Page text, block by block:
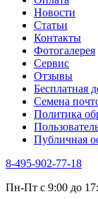
Новости
Статьи
Контакты
Фотогалерея​
Сервис
Отзывы
Бесплатная
Семена
Политика
Публичная
8-495-902-77-18
Пн-Пт с 9:00 до